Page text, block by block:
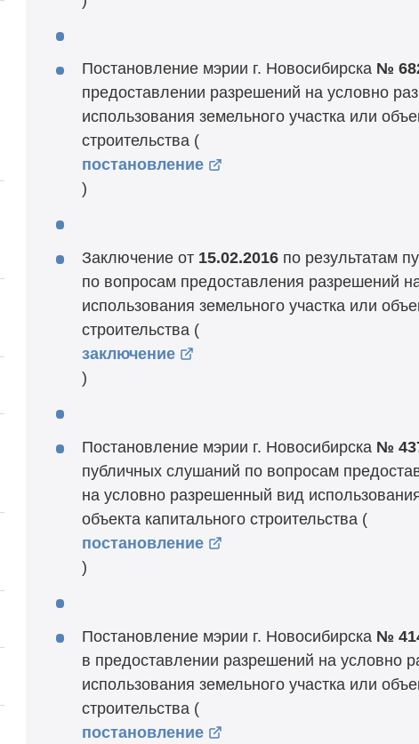
Постановление мэрии г. Новосибирска №
предоставлении разрешений на условно
использования земельного участка или
строительства (
постановление
)
Заключение от 15.02.2016 по результатам
по вопросам предоставления разрешений
использования земельного участка или
строительства (
заключение
)
Постановление мэрии г. Новосибирска №
публичных слушаний по вопросам
на условно разрешенный вид
объекта капитального строительства (
постановление
)
Постановление мэрии г. Новосибирска №
в предоставлении разрешений на условно
использования земельного участка или
строительства (
постановление